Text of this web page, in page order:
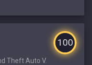
100
Theft Auto V.